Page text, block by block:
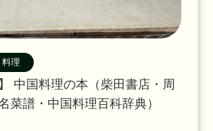
料理
中国料理の本（柴田書店・周
菜譜・中国料理百科辞典）